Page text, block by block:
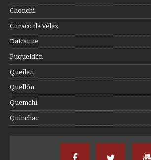
Chonchi
Curaco de Vélez
Dalcahue
Puqueldón
Queilen
Quellón
Quemchi
Quinchao